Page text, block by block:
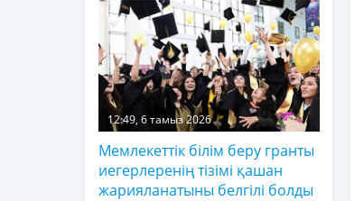
12:49, 6 тамыз 2026
Мемлекеттік білім беру гранты
иегерлеренің тізімі қашан
жарияланатыны белгілі болды